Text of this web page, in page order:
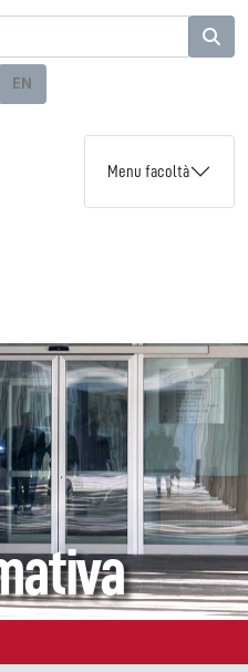
EN
Menu facoltà